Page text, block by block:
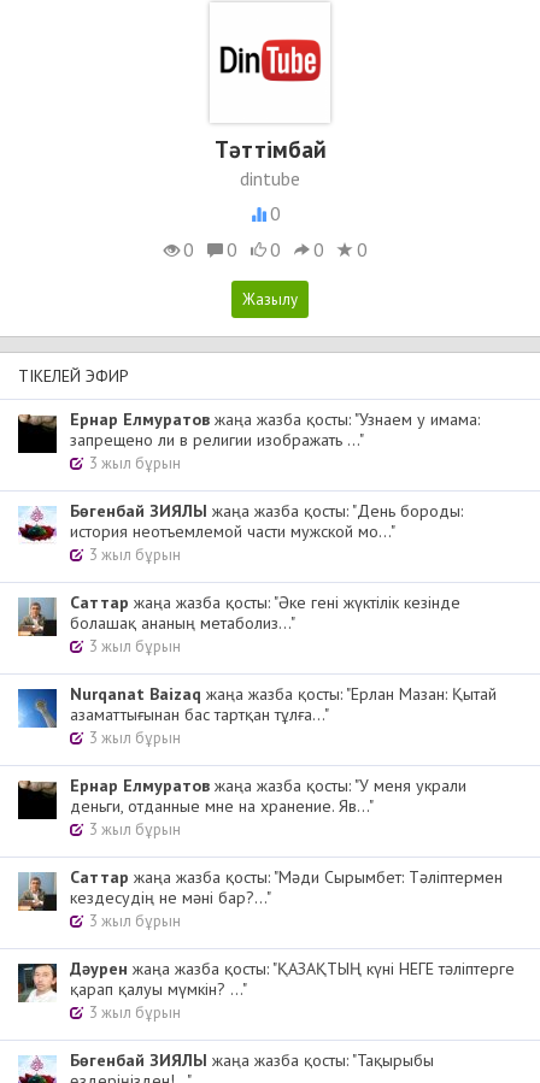
Тәттімбай
dintube
0
0
0 0 0 0
ТІКЕЛЕЙ ЭФИР
Ернар Елмуратов жаңа жазба қосты: "Узнаем у имама:
запрещено ли в религии изображать ..."
3 жыл бұрын
Бөгенбай ЗИЯЛЫ жаңа жазба қосты: "День бороды:
история неотъемлемой части мужской мо..."
3 жыл бұрын
Cаттар жаңа жазба қосты: "Әке гені жүктілік кезінде
болашақ ананың метаболиз..."
3 жыл бұрын
Nurqanat Baizaq жаңа жазба қосты: "Ерлан Мазан: Қытай
азаматтығынан бас тартқан тұлға..."
3 жыл бұрын
Ернар Елмуратов жаңа жазба қосты: "У меня украли
деньги, отданные мне на хранение. Яв..."
3 жыл бұрын
Cаттар жаңа жазба қосты: "Мәди Сырымбет: Тәліптермен
кездесудің не мәні бар?..."
3 жыл бұрын
Дәурен жаңа жазба қосты: "ҚАЗАҚТЫҢ күні НЕГЕ тәліптерге
қарап қалуы мүмкін? ..."
3 жыл бұрын
Бөгенбай ЗИЯЛЫ жаңа жазба қосты: "Тақырыбы